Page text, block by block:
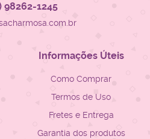
98262-1245
Informações Úteis
Como Comprar
Termos de Uso
Fretes e Entrega
Garantia dos produtos